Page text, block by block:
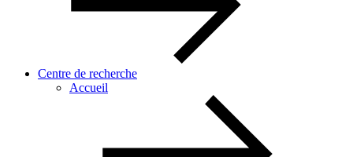
Centre de recherche
Accueil